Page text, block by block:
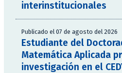
interinstitucionales
Publicado el 07 de agosto del 2026
Estudiante del
Matemática Aplicada
investigación en el